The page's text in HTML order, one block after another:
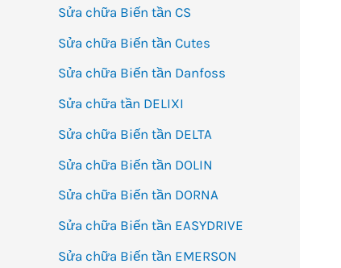
Sửa chữa Biến tần CS
Sửa chữa Biến tần Cutes
Sửa chữa Biến tần Danfoss
Sửa chữa tần DELIXI
Sửa chữa Biến tần DELTA
Sửa chữa Biến tần DOLIN
Sửa chữa Biến tần DORNA
Sửa chữa Biến tần EASYDRIVE
Sửa chữa Biến tần EMERSON